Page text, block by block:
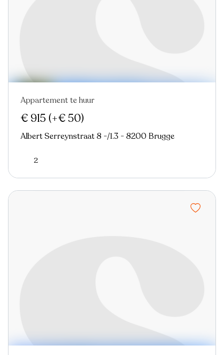
Nieuw
Appartement te huur
€ 915 (+€ 50)
Albert Serreynstraat 8 -/1.3 - 8200 Brugge
2